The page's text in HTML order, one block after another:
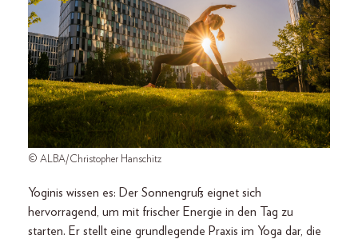
© ALBA/Christopher Hanschitz
Yoginis wissen es: Der Sonnengruß eignet sich
hervorragend, um mit frischer Energie in den Tag zu
starten. Er stellt eine grundlegende Praxis im Yoga dar, die